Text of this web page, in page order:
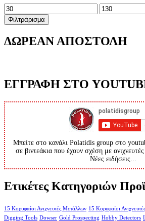
Ελάχιστη
τιμή
Μέγιστη
τιμή
Φιλτράρισμα
ΔΩΡΕΑΝ ΑΠΟΣΤΟΛΗ
ΕΓΓΡΑΦΗ ΣΤΟ
Μπείτε στο κανάλι Polatidis group στο
σε βιντεάκια που έχουν σχέση με
Νέες ειδήσεις...
Ετικέτες Κατηγοριών
15 Κορυφαίοι Ανιχνευτές Μετάλλων 15 Κορυφαίοι
Digging Tools Dowser Gold Prospecting Hobby Detectors